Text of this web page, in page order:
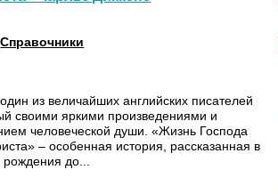
Справочники
из величайших английских писателей
своими яркими произведениями и
человеческой души. «Жизнь Господа
– особенная история, рассказанная в
рождения до...